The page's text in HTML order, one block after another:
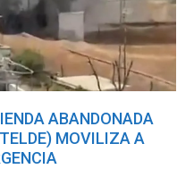
ABANDONADA
MOVILIZA A